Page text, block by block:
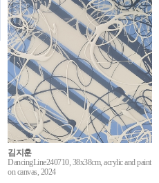
김지훈
DancingLine240710, 38x38cm, acrylic and paint
on canvas, 2024